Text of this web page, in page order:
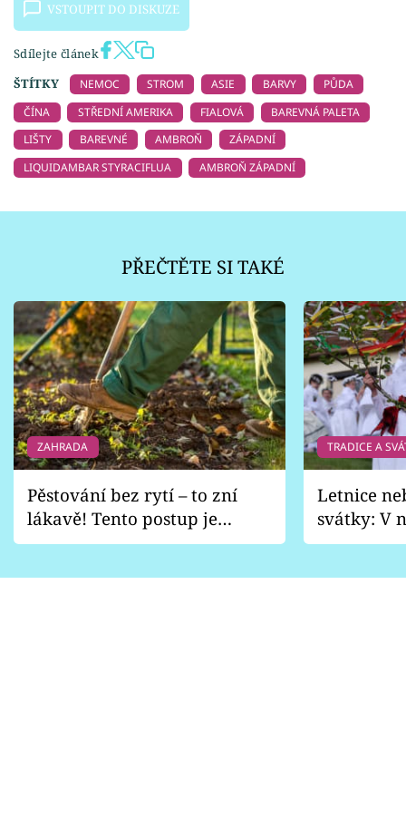
VSTOUPIT DO DISKUZE
Sdílejte článek
ŠTÍTKY
NEMOC STROM ASIE BARVY
PŮDA
ČÍNA
STŘEDNÍ AMERIKA FIALOVÁ
BAREVNÁ PALETA
LIŠTY
BAREVNÉ AMBROŇ
ZÁPADNÍ
LIQUIDAMBAR STYRACIFLUA
AMBROŇ ZÁPADNÍ
PŘEČTĚTE SI TAKÉ
ZAHRADA
Pěstování bez rytí – to zní
lákavě! Tento postup je
vhodný jen pro některé
TRADICE A
Letnice
svátky: V
pondělí